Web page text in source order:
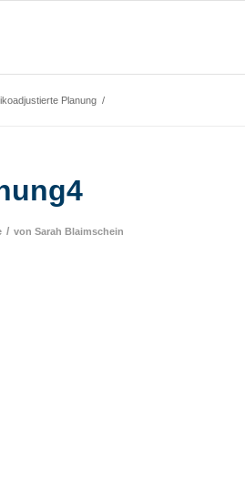
Planung /
/ von Sarah Blaimschein